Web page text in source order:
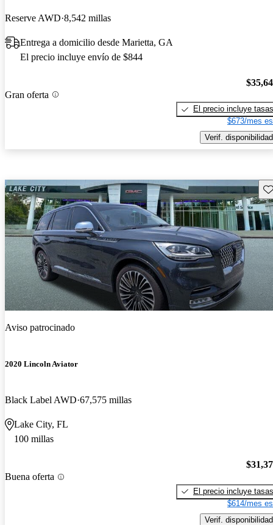
Reserve AWD 8,542 millas
Entrega a domicilio desde Marietta, GA
El precio incluye envío de $844
Gran oferta
El precio incluye tasas
$673/mes
Verif. disponibilidad
Aviso patrocinado
2020 Lincoln Aviator
Black Label AWD 67,575 millas
Lake City, FL
100 millas
Buena oferta
El precio incluye tasas
$614/mes
Verif. disponibilidad